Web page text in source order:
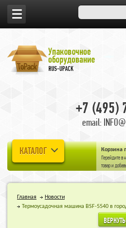
+7 (495)
email:
КАТАЛОГ Корзина
Перейдите в
товар и
Главная
Новости
Термоусадочная машина BSF-5540 в